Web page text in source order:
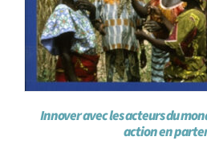
Innover avec les acteurs du
action en